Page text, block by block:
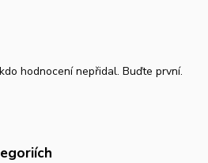
hodnocení nepřidal. Buďte první.